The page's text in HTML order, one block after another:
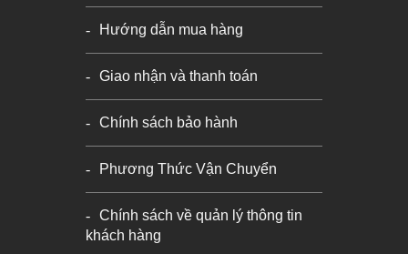
Hướng dẫn mua hàng
Giao nhận và thanh toán
Chính sách bảo hành
Phương Thức Vận Chuyển
Chính sách về quản lý thông tin
khách hàng